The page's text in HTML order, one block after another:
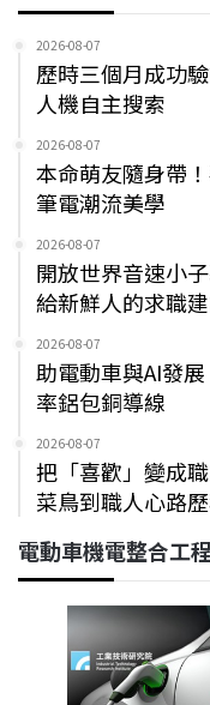
2026-08-07
歷時三個月成功
人機自主搜索
2026-08-07
本命萌友隨身帶
筆電潮流美學
2026-08-07
開放世界音速小
給新鮮人的求職
2026-08-07
助電動車與AI發
率鋁包銅導線
2026-08-07
把「喜歡」變成
菜鳥到職人心路
電動車機電整合工